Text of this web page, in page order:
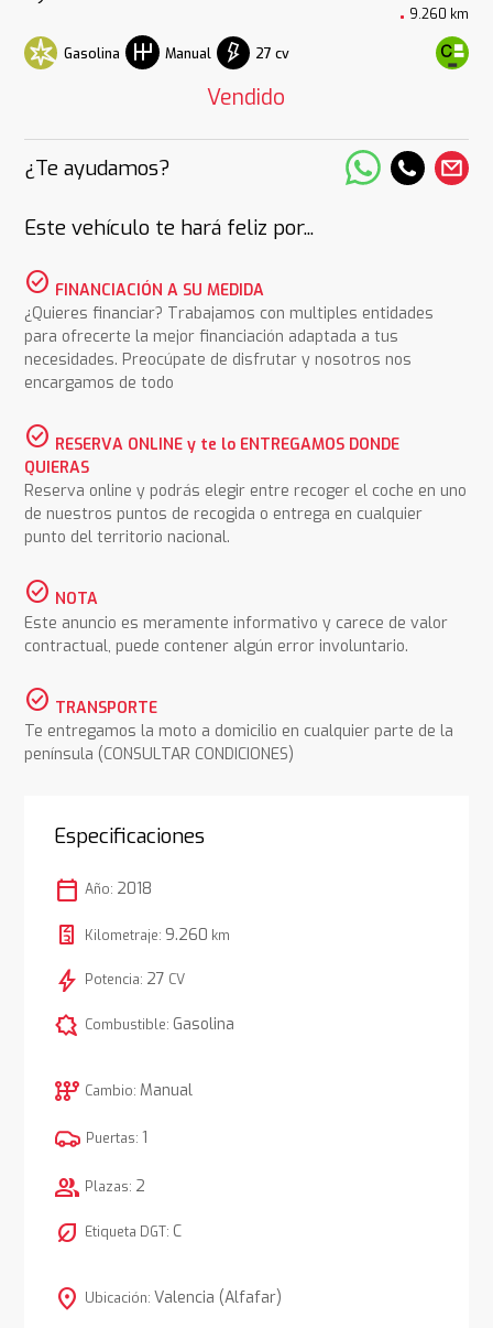
9.260 km
Gasolina Manual 27 cv
Vendido
¿Te ayudamos?
Este vehículo te hará feliz por...
check_circle FINANCIACIÓN A SU MEDIDA
¿Quieres financiar? Trabajamos con multiples entidades
para ofrecerte la mejor financiación adaptada a tus
necesidades. Preocúpate de disfrutar y nosotros nos
encargamos de todo
check_circle RESERVA ONLINE y te lo ENTREGAMOS DONDE
QUIERAS
Reserva online y podrás elegir entre recoger el coche en uno
de nuestros puntos de recogida o entrega en cualquier
punto del territorio nacional.
check_circle NOTA
Este anuncio es meramente informativo y carece de valor
contractual, puede contener algún error involuntario.
check_circle TRANSPORTE
Te entregamos la moto a domicilio en cualquier parte de la
península (CONSULTAR CONDICIONES)
Especificaciones
calendar_today Año: 2018
Kilometraje: 9.260 km
bolt Potencia: 27 CV
comic_bubble Combustible: Gasolina
auto_transmission Cambio: Manual
Puertas: 1
group Plazas: 2
nest_eco_leaf Etiqueta DGT: C
location_on Ubicación: Valencia (Alfafar)